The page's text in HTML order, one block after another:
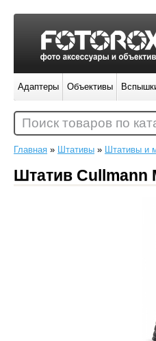
Главная » Штативы » Штативы и
Штатив Cullmann
Адаптеры Объективы
Поиск товаров по